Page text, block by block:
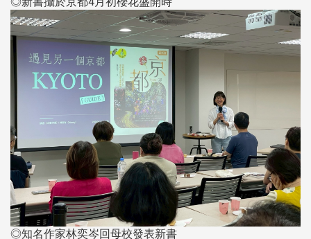
◎知名作家林奕岑回母校發表新書